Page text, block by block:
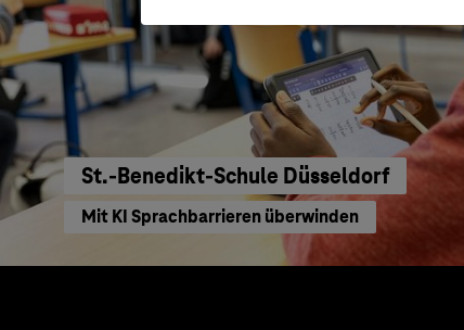
St.-Benedikt-Schule Düsseldorf
Mit KI Sprachbarrieren überwinden